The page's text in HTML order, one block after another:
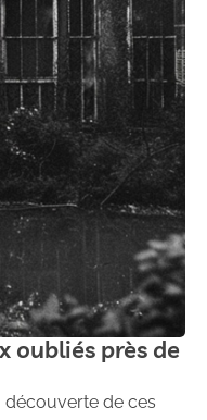
oubliés près de
découverte de ces